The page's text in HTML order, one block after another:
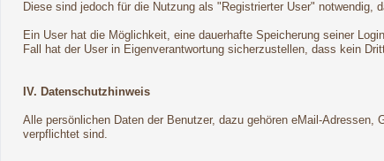
Diese sind jedoch für die Nutzung als "Registrierter User" notwendig,
Ein User hat die Möglichkeit, eine dauerhafte Speicherung seiner
Fall hat der User in Eigenverantwortung sicherzustellen, dass kein
IV. Datenschutzhinweis
Alle persönlichen Daten der Benutzer, dazu gehören eMail-
verpflichtet sind.